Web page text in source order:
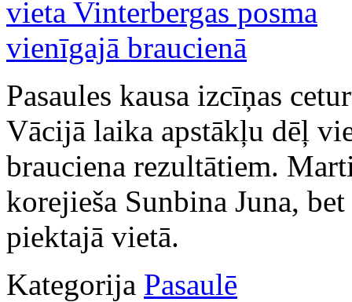
Pasaules kausa izcīņas
Vācijā laika apstākļu dēļ
brauciena rezultātiem.
korejieša Sunbina Juna,
piektajā vietā.
Kategorija Pasaulē